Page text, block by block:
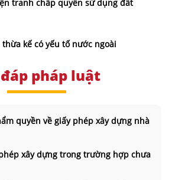
tranh chấp quyền sử dụng đất
kế có yếu tố nước ngoài
pháp luật
quyền về giấy phép xây dựng nhà
xây dựng trong trường hợp chưa